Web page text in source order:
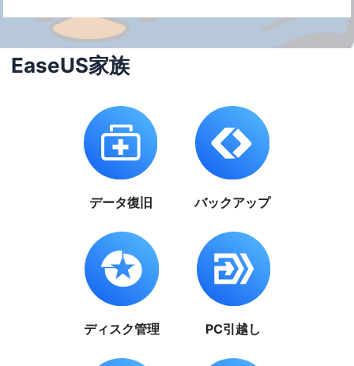
EaseUS家族
データ復旧 バックアップ
ディスク管理 PC引越し